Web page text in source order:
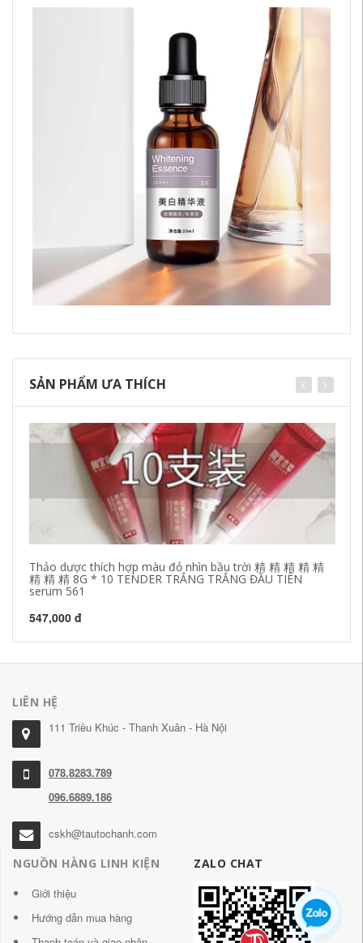
SẢN PHẨM ƯA THÍCH
Thảo dược thích hợp màu đỏ nhìn bầu trời 精 精 精 精 精
精 精 精 8G * 10 TENDER TRẮNG TRẮNG ĐẦU TIÊN
serum 561
547,000 đ
LIÊN HỆ
111 Triều Khúc - Thanh Xuân - Hà Nội
078.8283.789
096.6889.186
cskh@tautochanh.com
NGUỒN HÀNG LINH KIỆN
Giới thiệu
Hướng dẫn mua hàng
ZALO CHAT